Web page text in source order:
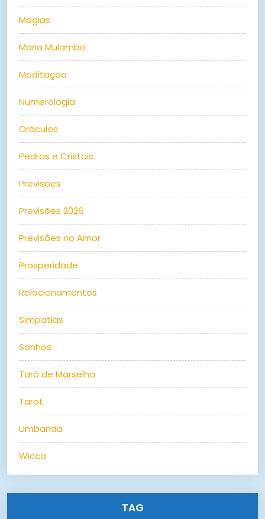
Magias
Maria Mulambo
Meditação
Numerologia
Oráculos
Pedras e Cristais
Previsões
Previsões 2026
Previsões no Amor
Prosperidade
Relacionamentos
Simpatias
Sonhos
Tarô de Marselha
Tarot
Umbanda
Wicca
TAG